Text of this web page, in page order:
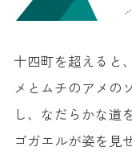
十四町を超えると
メとムチのアメの
し、なだらかな道
ゴガエルが姿を見